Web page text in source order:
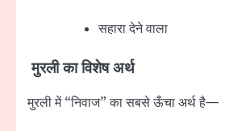
सहारा देने वाला
मुरली का विशेष अर्थ
मुरली में “निवाज” का सबसे ऊँचा अर्थ है—